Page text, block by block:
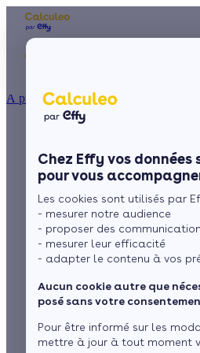
Chez Effy vos données
pour vous
Les cookies sont utilisés par
- mesurer notre audience
- proposer des
- mesurer leur efficacité
- adapter le contenu à vos
Aucun cookie autre que
posé sans votre
Pour être informé sur les
mettre à jour à tout moment
À propos
Ma Prime
Le chèque
La TVA réduite
L'éco-prêt à
Trouver mes
Réduire ses
avec un
chauffage
parL’équipe de